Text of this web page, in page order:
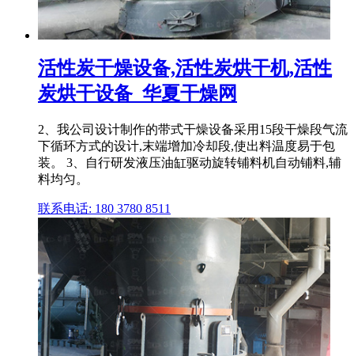
活性炭干燥设备,活性炭烘干机,活性
炭烘干设备_华夏干燥网
2、我公司设计制作的带式干燥设备采用15段干燥段气流
下循环方式的设计,末端增加冷却段,使出料温度易于包
装。 3、自行研发液压油缸驱动旋转铺料机自动铺料,辅
料均匀。
联系电话: 180 3780 8511